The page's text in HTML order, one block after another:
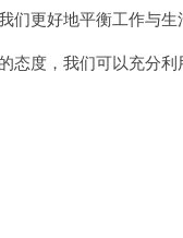
更好地平衡工作与生
度，我们可以充分利